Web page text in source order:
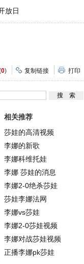
放日
0) 复制链接 打印
相关推荐
莎娃的高清视频
李娜的新歌
李娜科维托娃
李娜 莎娃的消息
李娜2-0绝杀莎娃
莎娃李娜法网
李娜vs莎娃
李娜2-0莎娃视频
李娜对战莎娃视频
正播李娜pk莎娃